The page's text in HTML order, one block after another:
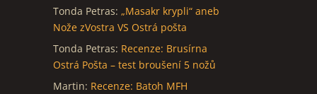
Tonda Petras: „Masakr krypli“ aneb
Nože zVostra VS Ostrá pošta
Tonda Petras: Recenze: Brusírna
Ostrá Pošta – test broušení 5 nožů
Martin: Recenze: Batoh MFH